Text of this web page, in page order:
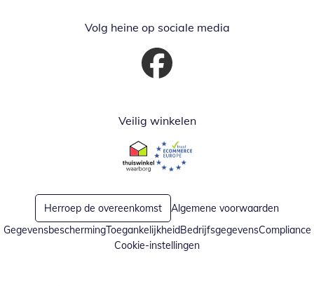
Volg heine op sociale media
Opent in nieuw venster
Veilig winkelen
Opent in nieuw venster
Opent in nieuw venster
Herroep de overeenkomst
Algemene voorwaarden
GegevensbeschermingToegankelijkheidBedrijfsgegevensCompliance
Cookie-instellingen